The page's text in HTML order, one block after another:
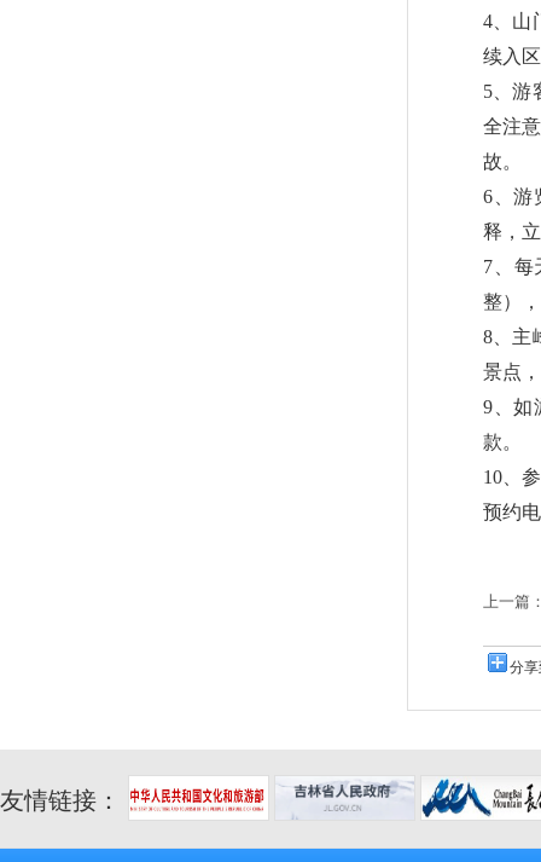
4、山
续入
5、游
全注
故。
6、游
释，
7、每
整）
8、主
景点
9、如
款。
10、
预约
上一篇
分
友情链接：